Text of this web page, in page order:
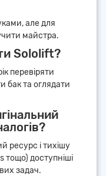
але для
майстра.
Sololift?
перевіряти
бак та оглядати
ресурс і тихішу
тощо) доступніші
задач.